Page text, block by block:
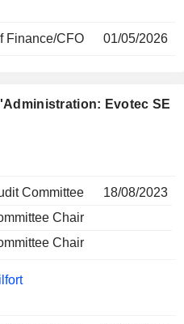
Finance/CFO 01/05/2026
Evotec SE
Committee
18/08/2023
Chair
Chair